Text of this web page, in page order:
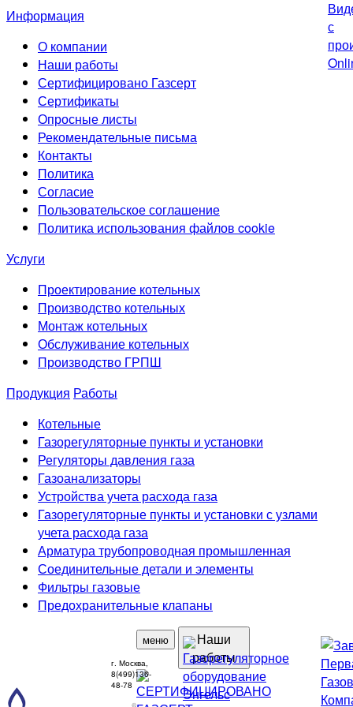
Информация
О компании
Наши работы
Сертифицировано Газсерт
Сертификаты
Опросные листы
Рекомендательные письма
Контакты
Политика
Согласие
Пользовательское соглашение
Политика использования файлов cookie
Услуги
Проектирование котельных
Производство котельных
Монтаж котельных
Обслуживание котельных
Производство ГРПШ
Продукция Работы
Котельные
Газорегуляторные пункты и установки
Регуляторы давления газа
Газоанализаторы
Устройства учета расхода газа
Газорегуляторные пункты и установки с узлами
учета расхода газа
Арматура трубопроводная промышленная
Соединительные детали и элементы
Фильтры газовые
Предохранительные клапаны
меню
Наши
работы
г. Москва,
8(499)136-
48-78